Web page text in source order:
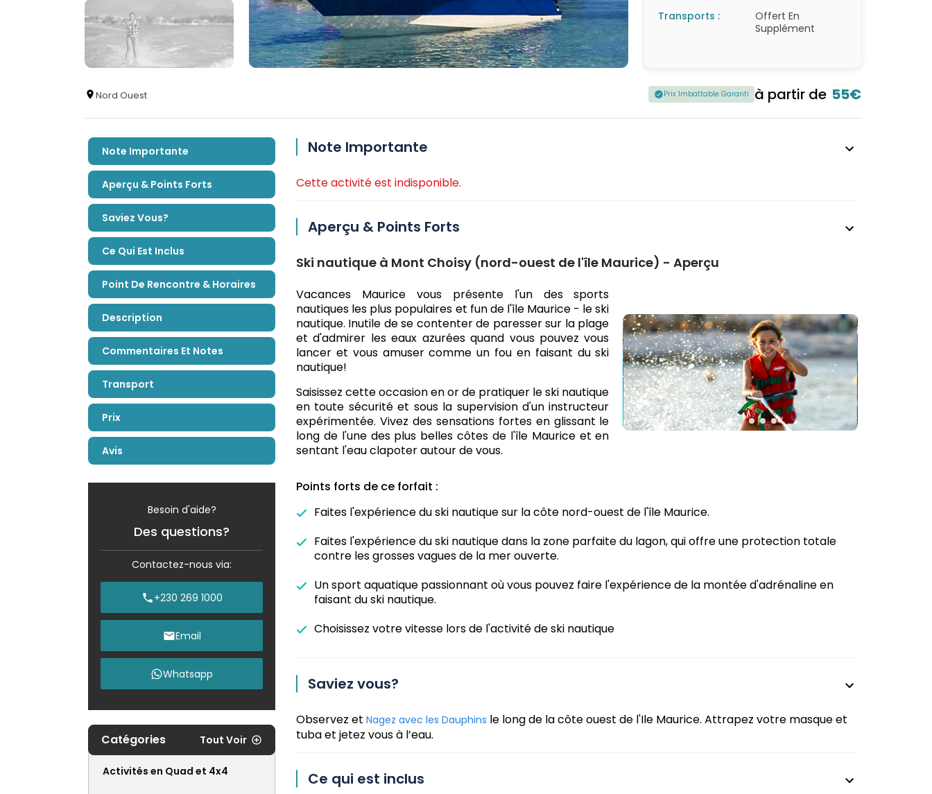
Transports :
Offert En
Supplément
Nord Ouest Prix Imbattable Garanti à partir de 55€
Note Importante
Aperçu & Points Forts
Saviez Vous?
Ce Qui Est Inclus
Point De Rencontre & Horaires
Description
Commentaires Et Notes
Transport
Prix
Avis
Besoin d'aide?
Des questions?
Contactez-nous via:
+230 269 1000
Email
Whatsapp
Catégories Tout Voir
Activités en Quad et 4x4
Note Importante
Cette activité est indisponible.
Aperçu & Points Forts
Ski nautique à Mont Choisy (nord-ouest de l'île Maurice) - Aperçu
Vacances Maurice vous présente l'un des sports
nautiques les plus populaires et fun de l'île Maurice - le ski
nautique. Inutile de se contenter de paresser sur la plage
et d'admirer les eaux azurées quand vous pouvez vous
lancer et vous amuser comme un fou en faisant du ski
nautique!
Saisissez cette occasion en or de pratiquer le ski nautique
en toute sécurité et sous la supervision d'un instructeur
expérimentée. Vivez des sensations fortes en glissant le
long de l'une des plus belles côtes de l'île Maurice et en
sentant l'eau clapoter autour de vous.
Points forts de ce forfait :
Faites l'expérience du ski nautique sur la côte nord-ouest de l'île Maurice.
Faites l'expérience du ski nautique dans la zone parfaite du lagon, qui offre une protection totale
contre les grosses vagues de la mer ouverte.
Un sport aquatique passionnant où vous pouvez faire l'expérience de la montée d'adrénaline en
faisant du ski nautique.
Choisissez votre vitesse lors de l'activité de ski nautique
Saviez vous?
Observez et Nagez avec les Dauphins le long de la côte ouest de l'Ile Maurice. Attrapez votre masque et
tuba et jetez vous à l’eau.
Ce qui est inclus